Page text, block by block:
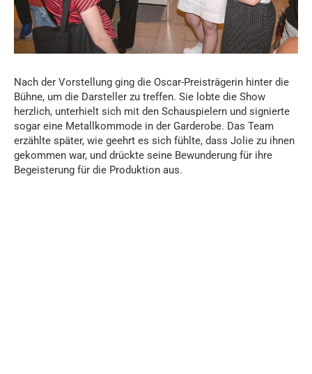
Nach der Vorstellung ging die Oscar-Preisträgerin hinter die
Bühne, um die Darsteller zu treffen. Sie lobte die Show
herzlich, unterhielt sich mit den Schauspielern und signierte
sogar eine Metallkommode in der Garderobe. Das Team
erzählte später, wie geehrt es sich fühlte, dass Jolie zu ihnen
gekommen war, und drückte seine Bewunderung für ihre
Begeisterung für die Produktion aus.